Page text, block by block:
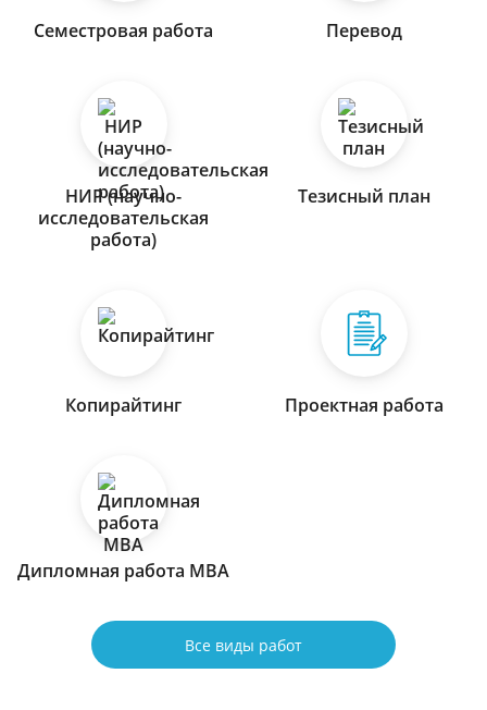
Семестровая работа Перевод
НИР (научно-
исследовательская
работа)
Тезисный план
Копирайтинг Проектная работа
Дипломная работа МВА
Все виды работ